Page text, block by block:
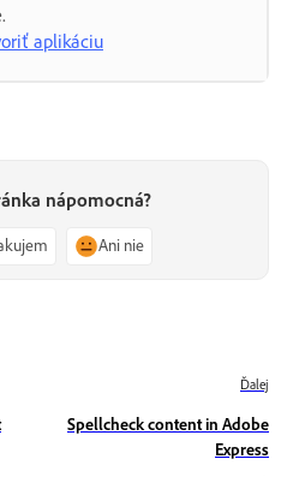
aplikáciu
nápomocná?
Ani nie
Ďalej
Spellcheck content in Adobe
Express